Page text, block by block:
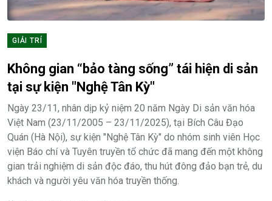
GIẢI TRÍ
Không gian “bảo tàng sống” tái hiện di sản
tại sự kiện "Nghệ Tân Kỳ"
Ngày 23/11, nhân dịp kỷ niệm 20 năm Ngày Di sản văn hóa
Việt Nam (23/11/2005 – 23/11/2025), tại Bích Câu Đạo
Quán (Hà Nội), sự kiện "Nghệ Tân Kỳ" do nhóm sinh viên Học
viện Báo chí và Tuyên truyền tổ chức đã mang đến một không
gian trải nghiệm di sản độc đáo, thu hút đông đảo bạn trẻ, du
khách và người yêu văn hóa truyền thống.